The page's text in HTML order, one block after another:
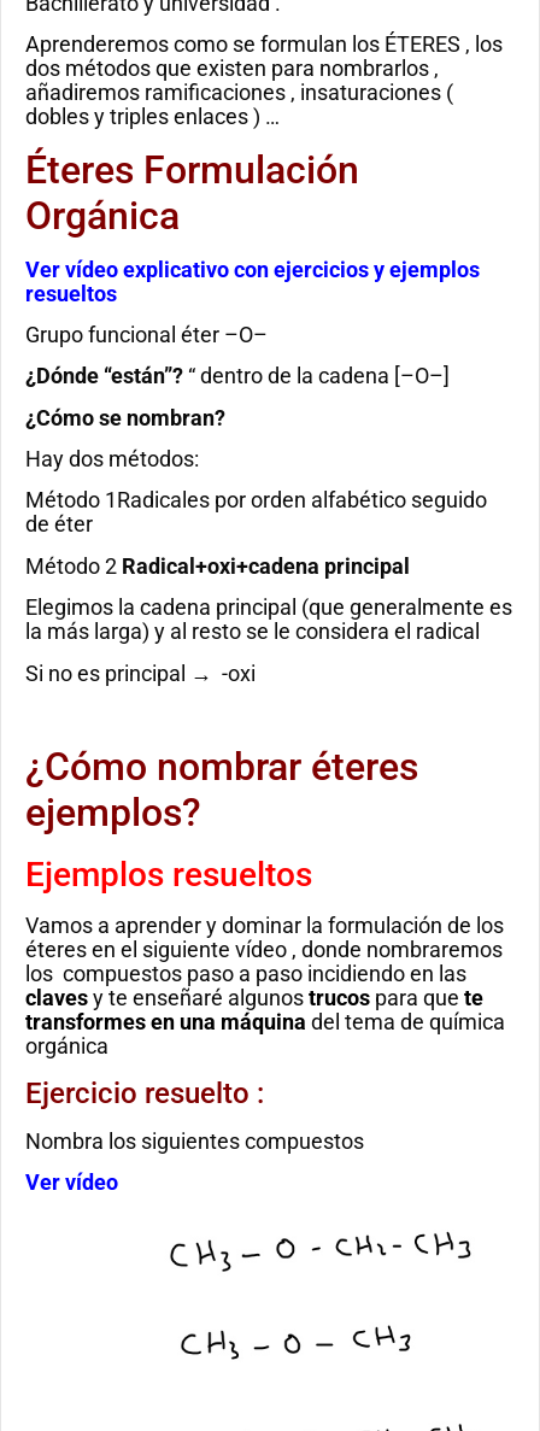
Aprenderemos como se formulan los ÉTERES , los
dos métodos que existen para nombrarlos ,
añadiremos ramificaciones , insaturaciones (
dobles y triples enlaces ) …
Éteres Formulación
Orgánica
Ver vídeo explicativo con ejercicios y ejemplos
resueltos
Grupo funcional éter –O–
¿Dónde “están”? “ dentro de la cadena [–O–]
¿Cómo se nombran?
Hay dos métodos:
Método 1Radicales por orden alfabético seguido
de éter
Método 2 Radical+oxi+cadena principal
Elegimos la cadena principal (que generalmente es
la más larga) y al resto se le considera el radical
Si no es principal → -oxi
¿Cómo nombrar éteres
ejemplos?
Ejemplos resueltos
Vamos a aprender y dominar la formulación de los
éteres en el siguiente vídeo , donde nombraremos
los compuestos paso a paso incidiendo en las
clavesy te enseñaré algunostrucos para que te
transformes en una máquina del tema de química
orgánica
Ejercicio resuelto :
Nombra los siguientes compuestos
Ver vídeo